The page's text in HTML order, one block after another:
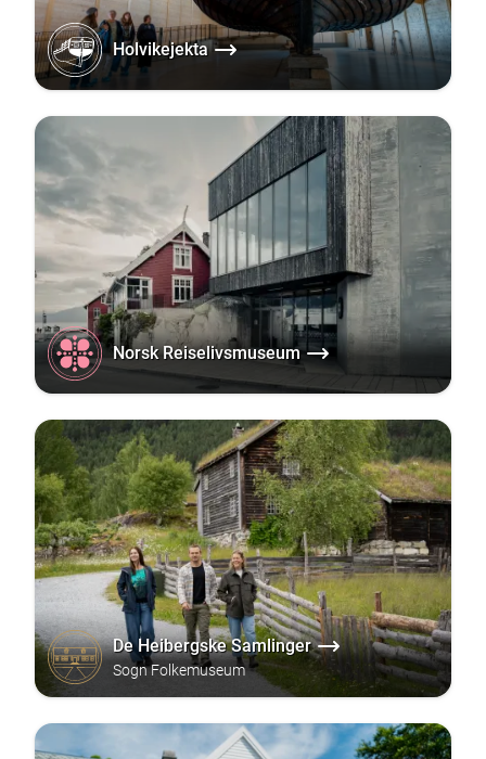
Holvikejekta
Norsk Reiselivsmuseum
De Heibergske Samlinger
Sogn Folkemuseum